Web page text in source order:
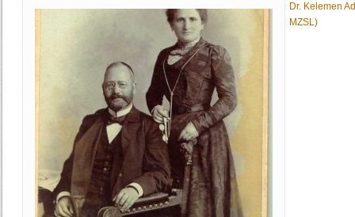
Dr. Kelemen
MZSL)